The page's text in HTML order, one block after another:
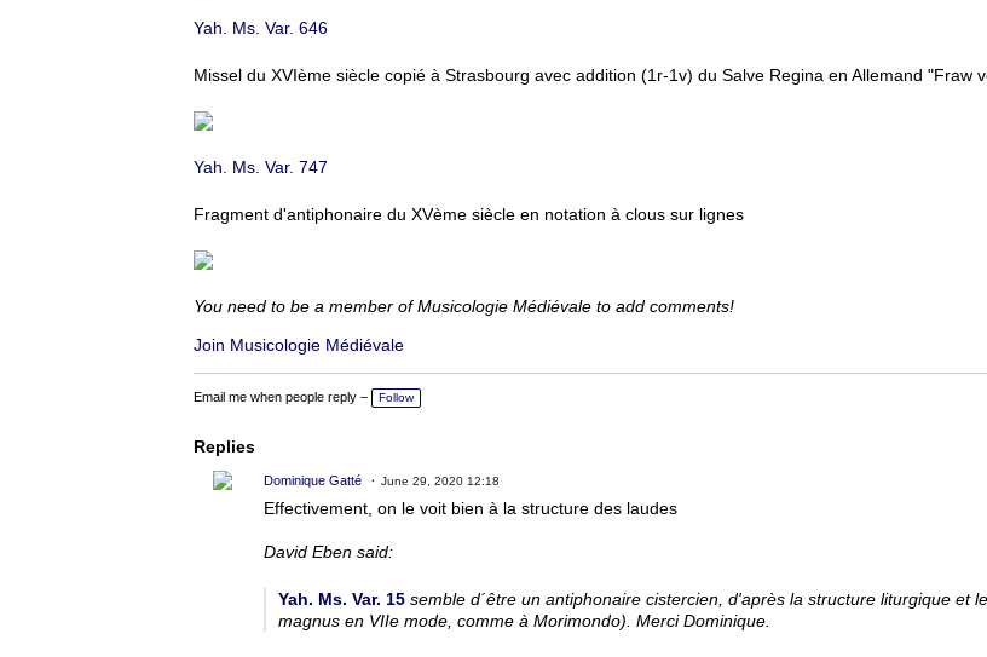
Yah. Ms. Var. 646
Missel du XVIème siècle copié à Strasbourg avec addition (1r-1v) du Salve Regina en Allemand "Fraw
Yah. Ms. Var. 747
Fragment d'antiphonaire du XVème siècle en notation à clous sur lignes
You need to be a member of Musicologie Médiévale to add comments!
Join Musicologie Médiévale
Email me when people reply – Follow
Replies
Dominique Gatté June 29, 2020 12:18
Effectivement, on le voit bien à la structure des laudes
David Eben said:
Yah. Ms. Var. 15 semble d´être un antiphonaire cistercien, d'après la structure liturgique et
magnus en VIIe mode, comme à Morimondo). Merci Dominique.